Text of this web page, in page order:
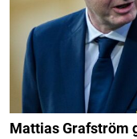
Mattias Grafström